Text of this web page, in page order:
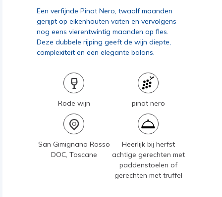
Een verfijnde Pinot Nero, twaalf maanden
gerijpt op eikenhouten vaten en vervolgens
nog eens vierentwintig maanden op fles.
Deze dubbele rijping geeft de wijn diepte,
complexiteit en een elegante balans.
Rode wijn pinot nero
San Gimignano Rosso
DOC, Toscane
Heerlijk bij herfst
achtige gerechten met
paddenstoelen of
gerechten met truffel